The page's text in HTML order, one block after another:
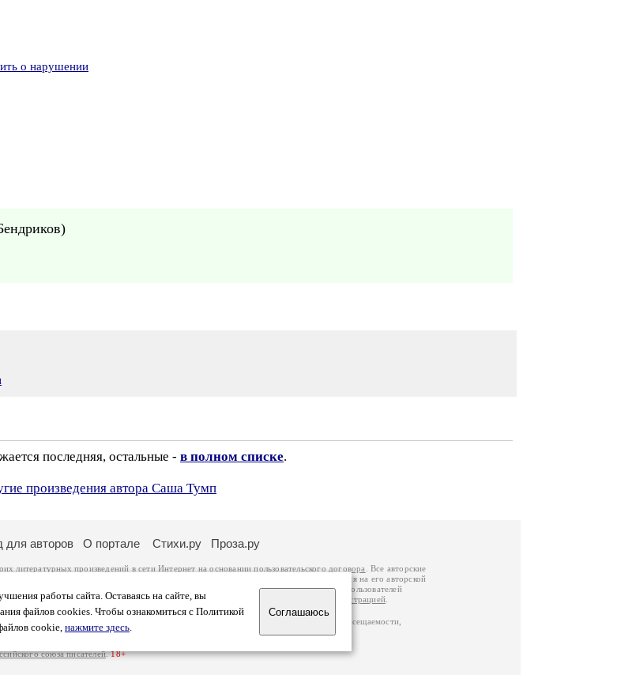
о нарушении
последняя, остальные - в полном списке.
произведения автора Саша Тумп
работы сайта. Оставаясь на сайте, вы
файлов cookies. Чтобы ознакомиться с Политикой
cookie, нажмите здесь.
Соглашаюсь
для авторов О портале Стихи.ру Проза.ру
литературных произведений в сети Интернет на основаниипользовательского договора
. Все авторские
произведений возможна только с согласия его автора, к которому вы можете обратиться на его авторской
на основании
законодательства Российской Федерации. Данные пользователей
можете посмотреть более подробнуюинформацию о портале связаться с администрацией
в общей сумме просматривают более полумиллиона страниц по данным счетчика посещаемости,
количество просмотров и количество посетителей.
союза писателей.18+